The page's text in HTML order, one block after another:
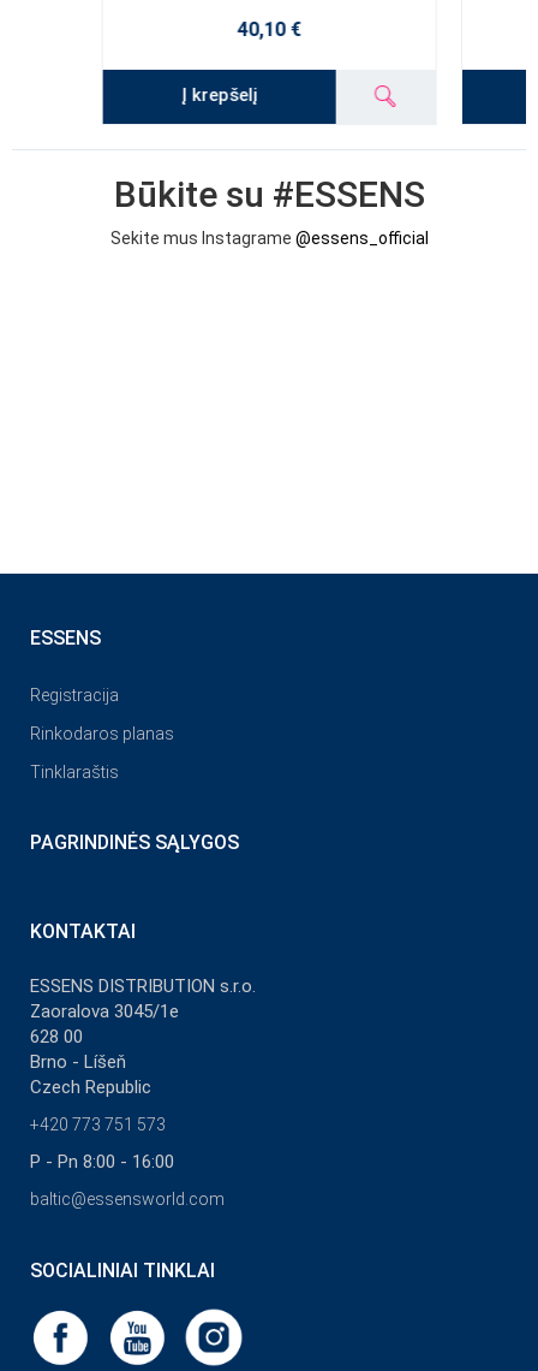
40,10 €
Į krepšelį
Būkite su #ESSENS
Sekite mus Instagrame @essens_official
ESSENS
Registracija
Rinkodaros planas
Tinklaraštis
PAGRINDINĖS SĄLYGOS
KONTAKTAI
ESSENS DISTRIBUTION s.r.o.
Zaoralova 3045/1e
628 00
Brno - Líšeň
Czech Republic
+420 773 751 573
P - Pn 8:00 - 16:00
baltic@essensworld.com
SOCIALINIAI TINKLAI